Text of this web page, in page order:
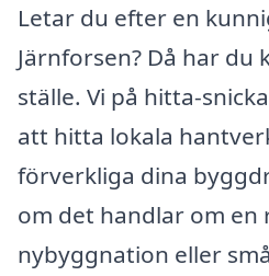
Letar du efter en
Järnforsen? Då har
ställe. Vi på hitta-
att hitta lokala
förverkliga dina
om det handlar om en
nybyggnation eller